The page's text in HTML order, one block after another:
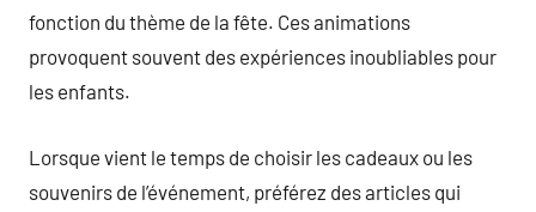
fonction du thème de la fête. Ces animations
provoquent souvent des expériences inoubliables pour
les enfants.
Lorsque vient le temps de choisir les cadeaux ou les
souvenirs de l’événement, préférez des articles qui